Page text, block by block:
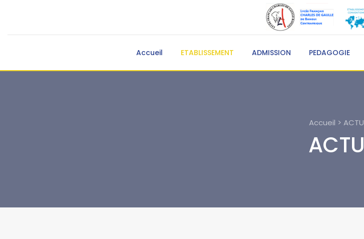
Accueil ETABLISSEMENT ADMISSION PEDAGOGIE
Accueil > ACTU
ACTU